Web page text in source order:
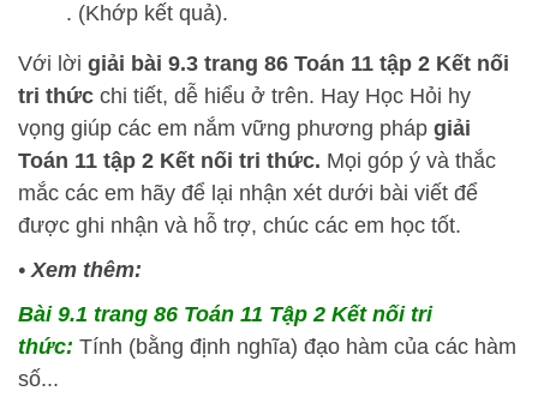
. (Khớp kết quả).
Với lời giải bài 9.3 trang 86 Toán 11 tập 2 Kết nối
tri thức chi tiết, dễ hiểu ở trên. Hay Học Hỏi hy
vọng giúp các em nắm vững phương pháp giải
Toán 11 tập 2 Kết nối tri thức. Mọi góp ý và thắc
mắc các em hãy để lại nhận xét dưới bài viết để
được ghi nhận và hỗ trợ, chúc các em học tốt.
• Xem thêm:
Bài 9.1 trang 86 Toán 11 Tập 2 Kết nối tri
thức: Tính (bằng định nghĩa) đạo hàm của các hàm
số...